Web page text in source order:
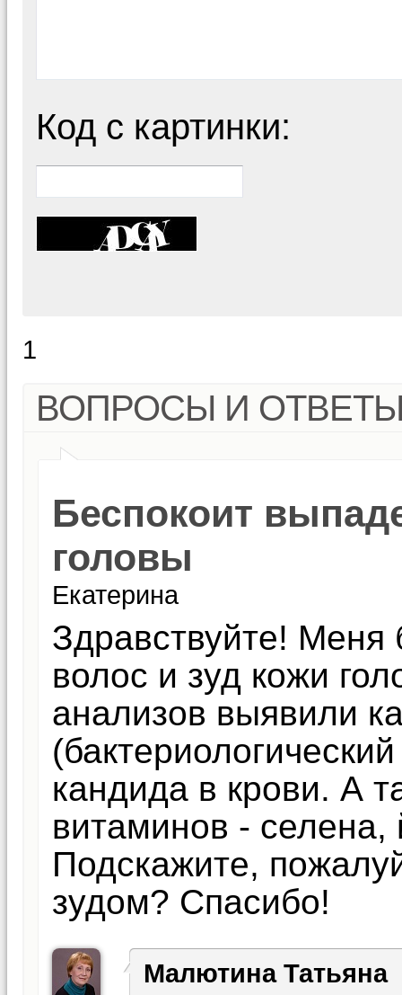
Код с картинки:
1
ВОПРОСЫ И
Беспокоит
головы
Екатерина
Здравствуйте! Меня
волос и зуд кожи
анализов выявили
кандида в крови. А
витаминов - селена,
Подскажите,
зудом? Спасибо!
Малютина Татьяна